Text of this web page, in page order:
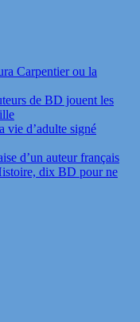
Carpentier ou la
de BD jouent les
vie d’adulte signé
d’un auteur français
dix BD pour ne